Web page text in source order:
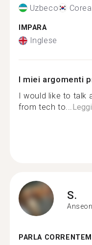
Uzbeco
IMPARA
Inglese
I miei argomenti
I would like to talk
from tech to...
S.
PARLA